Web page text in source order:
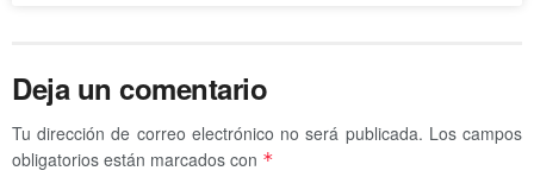
Deja un comentario
Tu dirección de correo electrónico no será publicada. Los campos
obligatorios están marcados con *